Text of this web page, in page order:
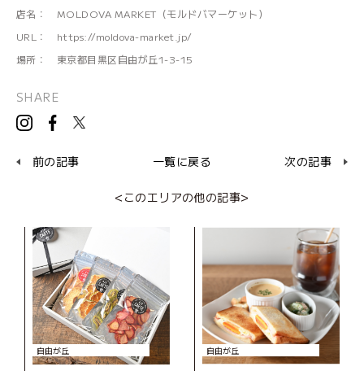
店名：
MOLDOVA MARKET（モルドバマーケット）
URL：
https://moldova-market.jp/
場所：
東京都目黒区自由が丘1-3-15
SHARE
前の記事 一覧に戻る 次の記事
<このエリアの他の記事>
自由が丘 自由が丘